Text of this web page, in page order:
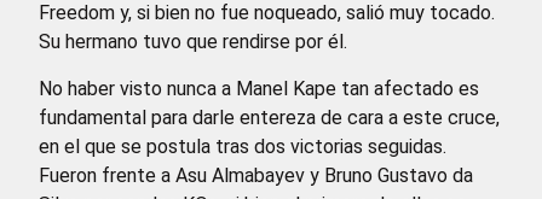
Freedom y, si bien no fue noqueado, salió muy tocado.
Su hermano tuvo que rendirse por él.
No haber visto nunca a Manel Kape tan afectado es
fundamental para darle entereza de cara a este cruce,
en el que se postula tras dos victorias seguidas.
Fueron frente a Asu Almabayev y Bruno Gustavo da